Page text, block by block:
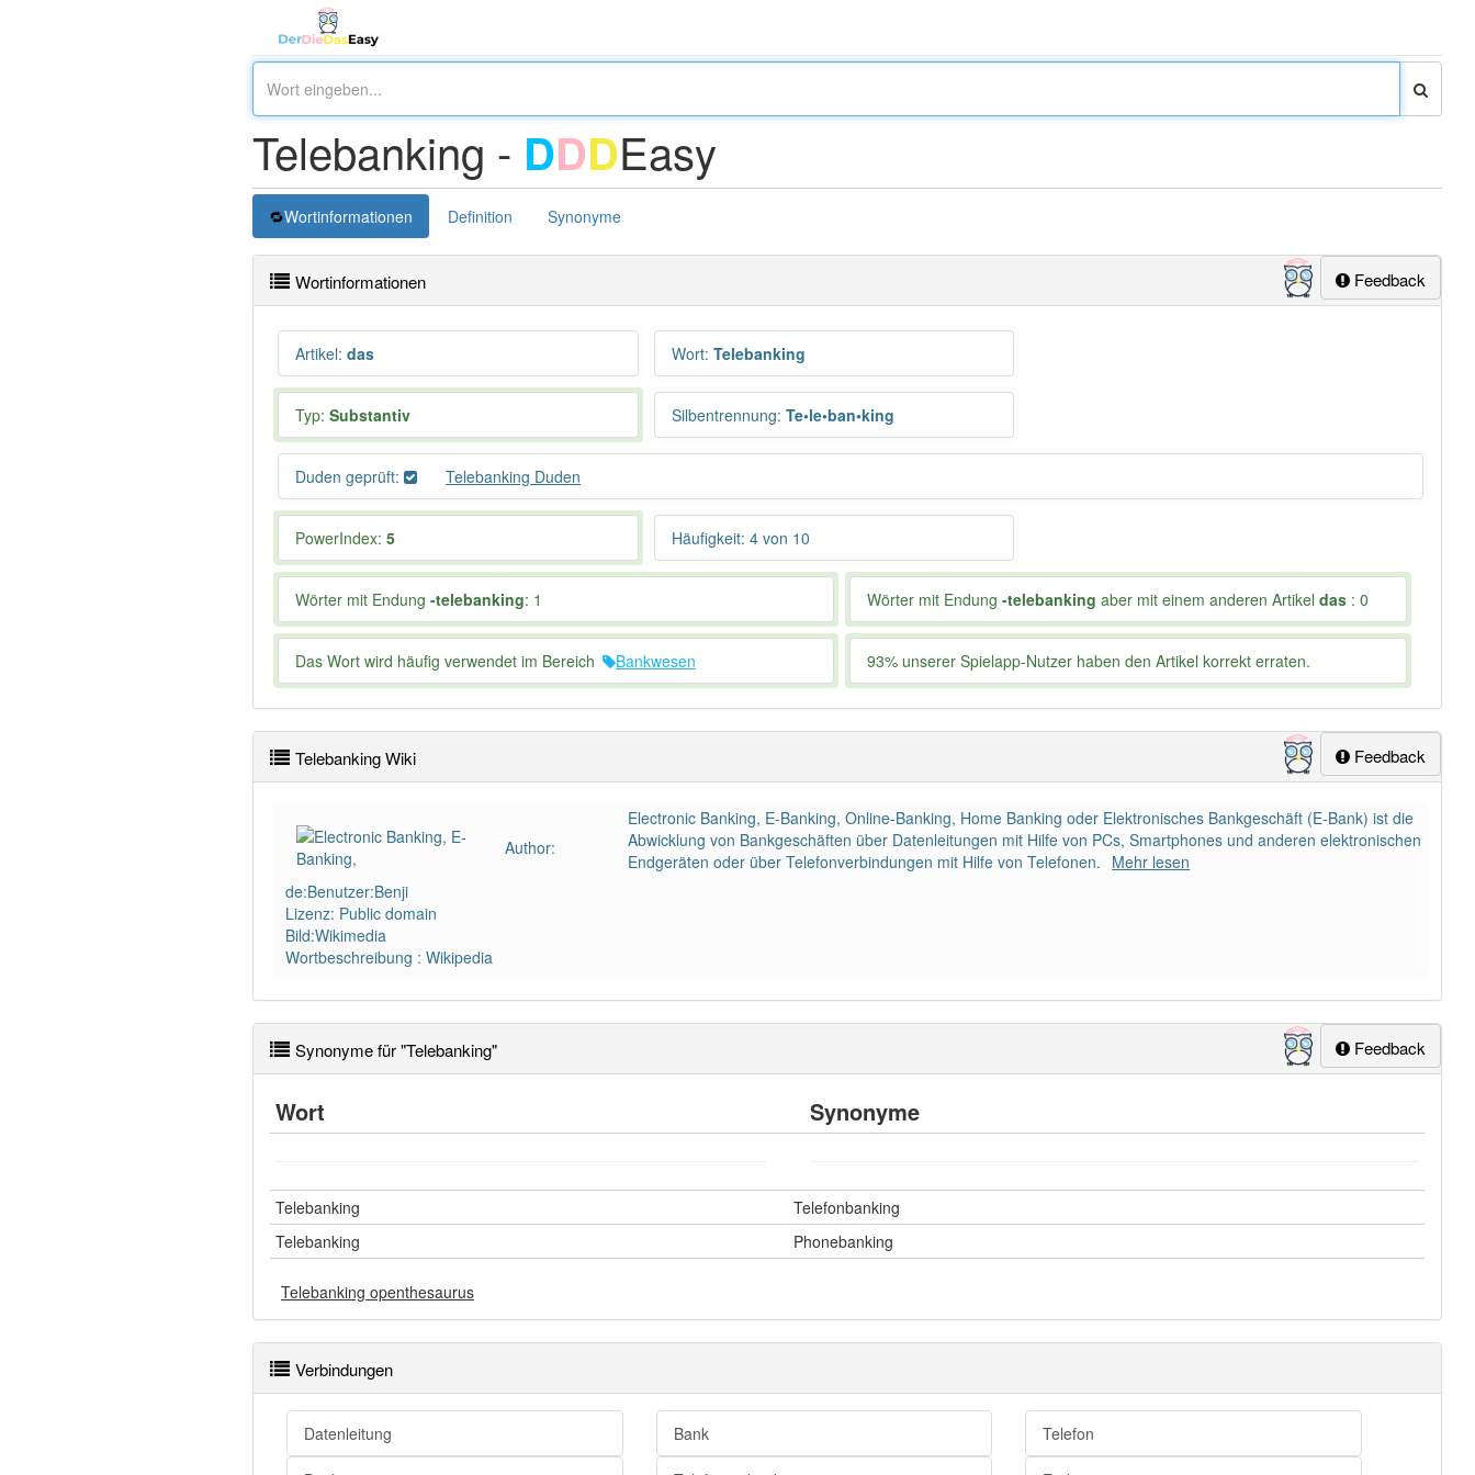
Telebanking - DDDEasy
Wortinformationen Definition Synonyme
Feedback
Wortinformationen
Artikel: das Wort: Telebanking
Typ: Substantiv Silbentrennung: Te•le•ban•king
Duden geprüft: Telebanking Duden
PowerIndex: 5 Häufigkeit: 4 von 10
Wörter mit Endung -telebanking: 1 Wörter mit Endung-telebanking aber mit einem anderen Artikeldas : 0
Das Wort wird häufig verwendet im Bereich Bankwesen 93% unserer Spielapp-Nutzer haben den Artikel korrekt erraten.
Feedback
Telebanking Wiki
Author:
de:Benutzer:Benji
Lizenz: Public domain
Bild:Wikimedia
Wortbeschreibung : Wikipedia
Electronic Banking, E-Banking, Online-Banking, Home Banking oder Elektronisches Bankgeschäft (E-Bank) ist die
Abwicklung von Bankgeschäften über Datenleitungen mit Hilfe von PCs, Smartphones und anderen elektronischen
Endgeräten oder über Telefonverbindungen mit Hilfe von Telefonen. Mehr lesen
Feedback
Synonyme für "Telebanking"
Wort Synonyme
Telebanking
Telefonbanking
Telebanking
Phonebanking
Telebanking openthesaurus
Verbindungen
Datenleitung Bank Telefon